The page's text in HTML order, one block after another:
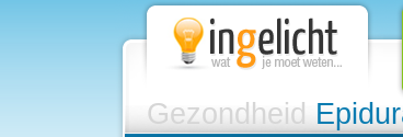
Gezondheid